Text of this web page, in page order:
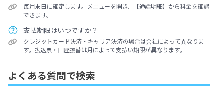
毎月末日に確定します。メニューを開き、【通話明細】から料金を確認
できます。
支払期限はいつですか？
クレジットカード決済・キャリア決済の場合は会社によって異なりま
す。払込票・口座振替は月によって支払い期限が異なります。
よくある質問で検索